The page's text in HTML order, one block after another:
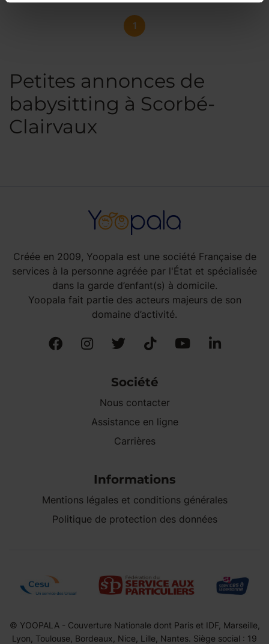
1
Petites annonces de
babysitting à Scorbé-
Clairvaux
Créée en 2009, Yoopala est une société Française de
services à la personne agréée par l'État et spécialisée
dans la garde d’enfant(s) à domicile.
Yoopala fait partie des acteurs majeurs de son
domaine d’activité.
Société
Nous contacter
Assistance en ligne
Carrières
Informations
Mentions légales et conditions générales
Politique de protection des données
© YOOPALA - Couverture Nationale dont Paris et IDF, Marseille,
Lyon, Toulouse, Bordeaux, Nice, Lille, Nantes. Siège social : 19